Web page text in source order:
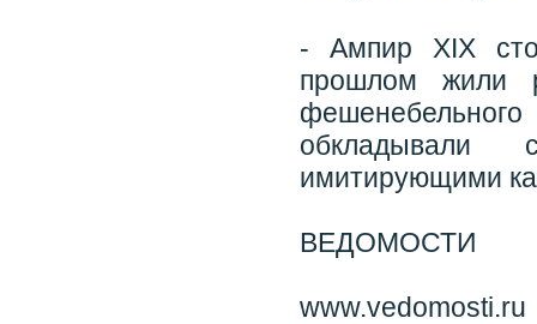
- Ампир XIX
прошлом жили
обкладывали
имитирующими
ВЕДОМОСТИ
www.vedomosti.ru